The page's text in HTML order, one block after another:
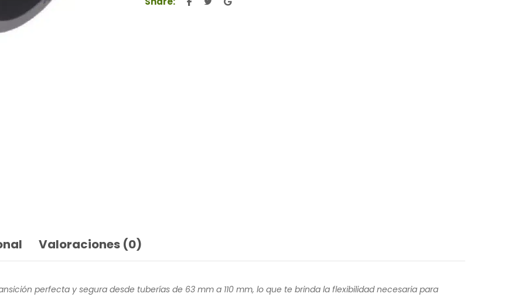
Valoraciones (0)
perfecta y segura desde tuberías de 63 mm a 110 mm, lo que te brinda la flexibilidad necesaria para